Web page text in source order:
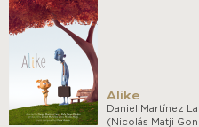
Alike
Daniel Martínez
(Nicolás Matji